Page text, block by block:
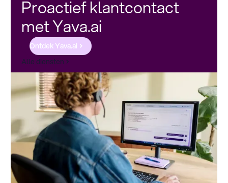
Proactief klantcontact
met Yava.ai
Ontdek Yava.ai
Alle diensten